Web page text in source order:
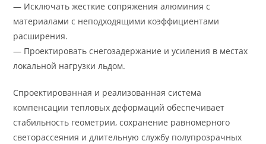
— Исключать жесткие сопряжения алюминия с
материалами с неподходящими коэффициентами
расширения.
— Проектировать снегозадержание и усиления в местах
локальной нагрузки льдом.
Спроектированная и реализованная система
компенсации тепловых деформаций обеспечивает
стабильность геометрии, сохранение равномерного
светорассеяния и длительную службу полупрозрачных